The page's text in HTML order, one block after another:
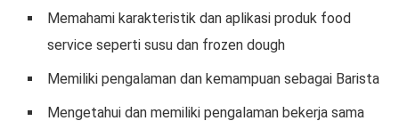
Memahami karakteristik dan aplikasi produk food
service seperti susu dan frozen dough
Memiliki pengalaman dan kemampuan sebagai Barista
Mengetahui dan memiliki pengalaman bekerja sama